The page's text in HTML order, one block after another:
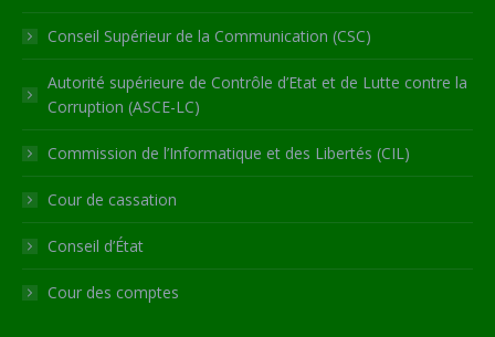
Conseil Supérieur de la Communication (CSC)
Autorité supérieure de Contrôle d’Etat et de Lutte contre la
Corruption (ASCE-LC)
Commission de l’Informatique et des Libertés (CIL)
Cour de cassation
Conseil d’État
Cour des comptes